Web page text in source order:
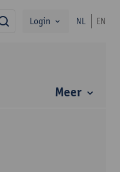
zoekLogin NL EN
Meer